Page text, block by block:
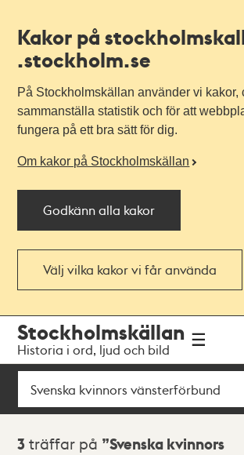
Kakor på
.stockholm.se
På Stockholmskällan använder vi kakor,
sammanställa statistik och för att
fungera på ett bra sätt för dig.
Om kakor på Stockholmskällan
Godkänn alla kakor
Välj vilka kakor vi får använda
navigationen
huvudinnehållet
Stockholmskällan
Historia i ord, ljud och bild
Sök
Sökresultat
3 träffar på
Svenska kvinnors